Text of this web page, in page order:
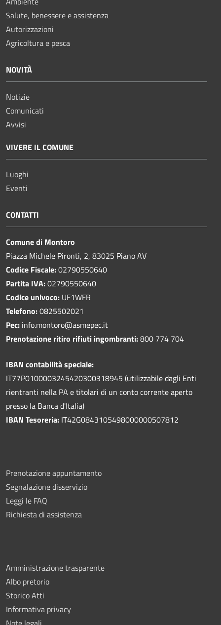
Salute, benessere e assistenza
Autorizzazioni
Agricoltura e pesca
NOVITÀ
Notizie
Comunicati
Avvisi
VIVERE IL COMUNE
Luoghi
Eventi
CONTATTI
Comune di Montoro
Piazza Michele Pironti, 2, 83025 Piano AV
Codice Fiscale:02790550640
Partita IVA:02790550640
Codice univoco: UF1WFR
Telefono:0825502021
Pec: info.montoro@asmepec.it
Prenotazione ritiro rifiuti ingombranti:800 774 704
IBAN contabilità speciale:
IT77P0100003245420300318945 (utilizzabile dagli Enti
rientranti nella PA e titolari di un conto corrente aperto
presso la Banca d'Italia)
IBAN Tesoreria: IT42G0843105498000000507812
Prenotazione appuntamento
Segnalazione disservizio
Leggi le FAQ
Richiesta di assistenza
Amministrazione trasparente
Albo pretorio
Storico Atti
Informativa privacy